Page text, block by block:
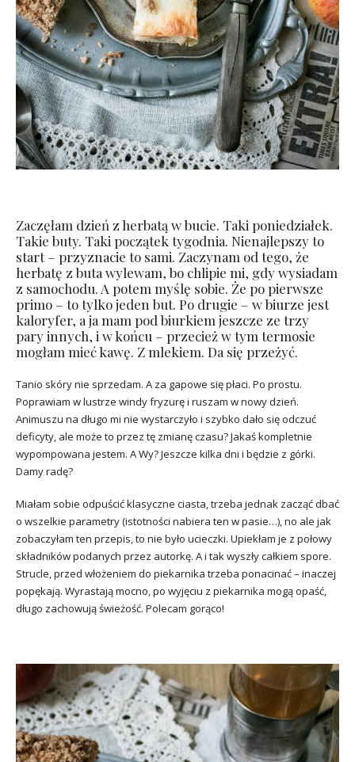
Zaczęłam dzień z herbatą w bucie. Taki poniedziałek.
Takie buty. Taki początek tygodnia. Nienajlepszy to
start – przyznacie to sami. Zaczynam od tego, że
herbatę z buta wylewam, bo chlipie mi, gdy wysiadam
z samochodu. A potem myślę sobie. Że po pierwsze
primo – to tylko jeden but. Po drugie – w biurze jest
kaloryfer, a ja mam pod biurkiem jeszcze ze trzy
pary innych, i w końcu – przecież w tym termosie
mogłam mieć kawę. Z mlekiem. Da się przeżyć.
Tanio skóry nie sprzedam. A za gapowe się płaci. Po prostu.
Poprawiam w lustrze windy fryzurę i ruszam w nowy dzień.
Animuszu na długo mi nie wystarczyło i szybko dało się odczuć
deficyty, ale może to przez tę zmianę czasu? Jakaś kompletnie
wypompowana jestem. A Wy? Jeszcze kilka dni i będzie z górki.
Damy radę?
Miałam sobie odpuścić klasyczne ciasta, trzeba jednak zacząć dbać
o wszelkie parametry (istotności nabiera ten w pasie…), no ale jak
zobaczyłam ten przepis, to nie było ucieczki. Upiekłam je z połowy
składników podanych przez autorkę. A i tak wyszły całkiem spore.
Strucle, przed włożeniem do piekarnika trzeba ponacinać – inaczej
popękają. Wyrastają mocno, po wyjęciu z piekarnika mogą opaść,
długo zachowują świeżość. Polecam gorąco!